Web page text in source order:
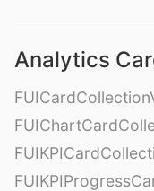
Analytics